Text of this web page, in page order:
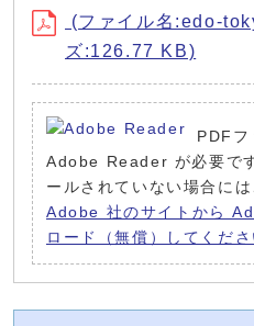
(ファイル名:edo-
ズ:126.77 KB)
PDFフ
Adobe Reader が必要で
ールされていない場合には
Adobe 社のサイトから
ロード（無償）してくださ